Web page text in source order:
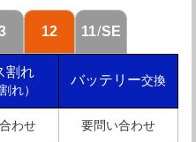
Googleマップで見る
開しているスマホ修理チ
ドになります。老舗修理ブ
独自ノウハウにより、高品
12 11/SE
割れ
れ）
バッテリー交換
わせ 要問い合わせ